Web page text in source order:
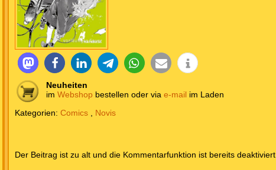
Neuheiten
imWebshop bestellen oder viae-mail im Laden
Kategorien:Comics Novis
Der Beitrag ist zu alt und die Kommentarfunktion ist bereits deaktiviert.